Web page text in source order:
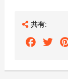
共有: